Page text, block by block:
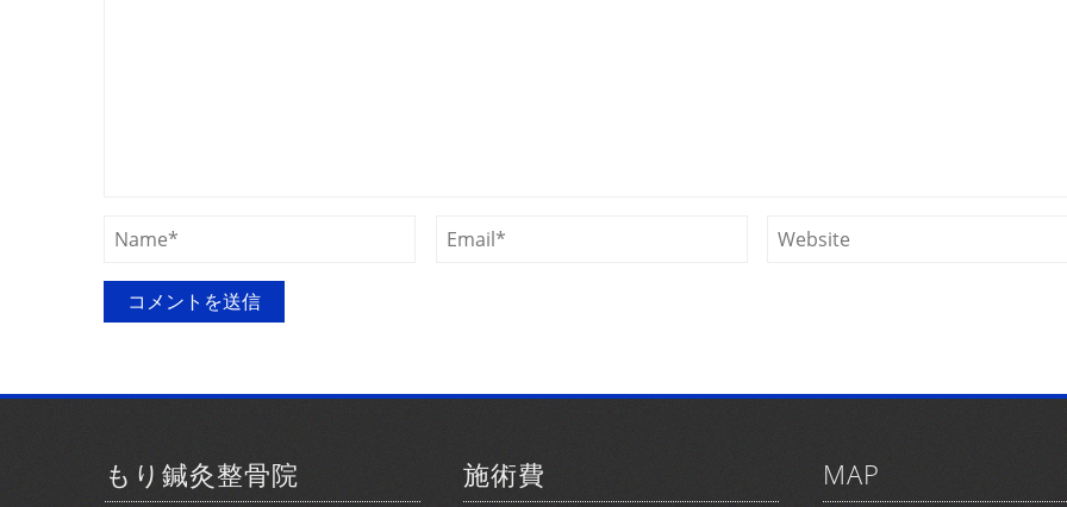
もり鍼灸整骨院 施術費 MAP